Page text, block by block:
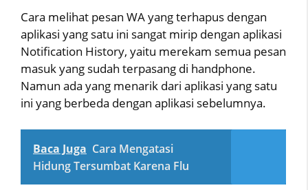
Cara melihat pesan WA yang terhapus dengan
aplikasi yang satu ini sangat mirip dengan aplikasi
Notification History, yaitu merekam semua pesan
masuk yang sudah terpasang di handphone.
Namun ada yang menarik dari aplikasi yang satu
ini yang berbeda dengan aplikasi sebelumnya.
Baca Juga Cara Mengatasi
Hidung Tersumbat Karena Flu